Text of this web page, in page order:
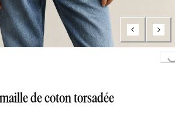
Loading...
de coton torsadée